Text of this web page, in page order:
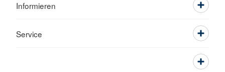
Informieren
Service